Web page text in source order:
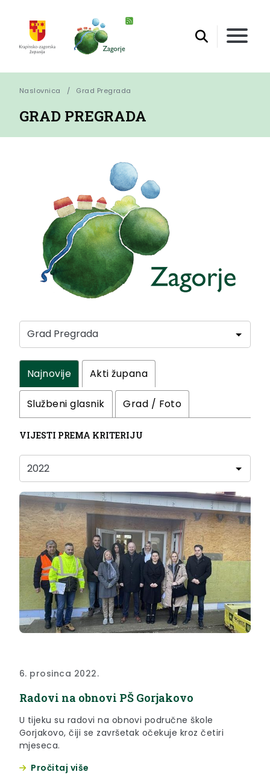
Naslovnica Grad Pregrada
GRAD PREGRADA
Najnovije Akti župana
Službeni glasnik Grad / Foto
VIJESTI PREMA KRITERIJU
6. prosinca 2022.
Radovi na obnovi PŠ Gorjakovo
U tijeku su radovi na obnovi područne škole
Gorjakovo, čiji se završetak očekuje kroz četiri
mjeseca.
Pročitaj više